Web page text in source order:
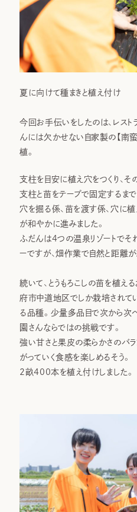
夏に向けて種まきと植え付け
今回お手伝いをしたのは、レス
んには欠かせない自家製の【南
植。
支柱を目安に植え穴をつくり、
支柱と苗をテープで固定するま
穴を掘る係、苗を渡す係、穴に
が和やかに進みました。
ふだんは4つの温泉リゾートでそ
ーですが、畑作業で自然と距離が
続いて、とうもろこしの苗を植え
府市中道地区でしか栽培されて
る品種。少量多品目で次から次
園さんならではの挑戦です。
強い甘さと果皮の柔らかさのバラ
がっていく食感を楽しめるそう。
2畝400本を植え付けしました。